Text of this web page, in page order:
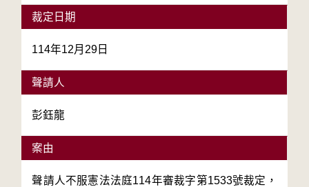
裁定日期
114年12月29日
聲請人
彭鈺龍
案由
聲請人不服憲法法庭114年審裁字第1533號裁定，